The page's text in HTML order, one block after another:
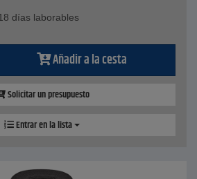
días laborables
Añadir a la cesta
Solicitar un presupuesto
Entrar en la lista